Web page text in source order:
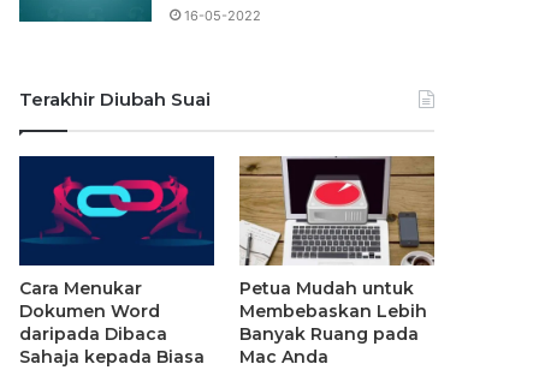
16-05-2022
Terakhir Diubah Suai
Cara Menukar
Dokumen Word
daripada Dibaca
Sahaja kepada Biasa
Petua Mudah untuk
Membebaskan Lebih
Banyak Ruang pada
Mac Anda